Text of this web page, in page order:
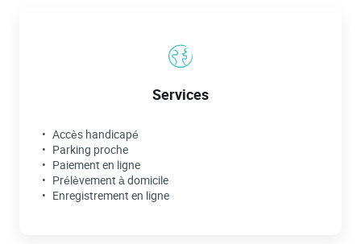
Services
Accès handicapé
Parking proche
Paiement en ligne
Prélèvement à domicile
Enregistrement en ligne